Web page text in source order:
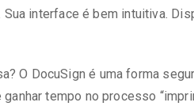
interface é bem intuitiva.
O DocuSign é uma forma
tempo no processo